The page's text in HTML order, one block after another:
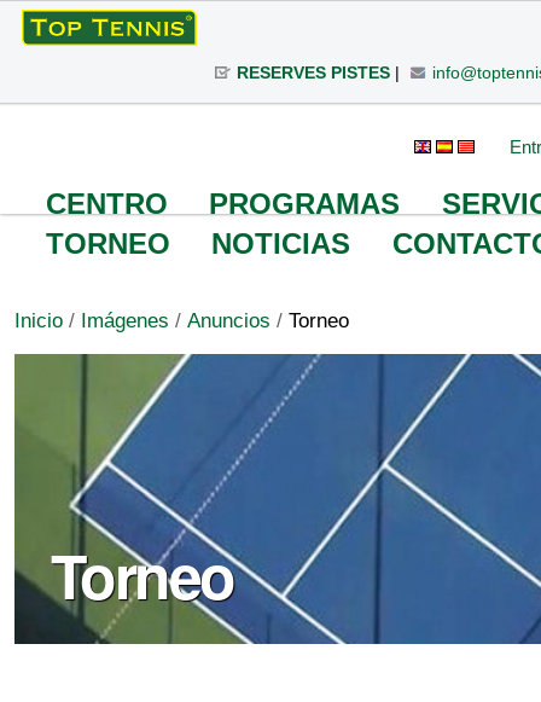
Cambiar
|
RESERVES PISTES|
CENTRO PROGRAMAS
TORNEO
NOTICIAS
Inicio / Imágenes / Anuncios / Torneo
Torneo